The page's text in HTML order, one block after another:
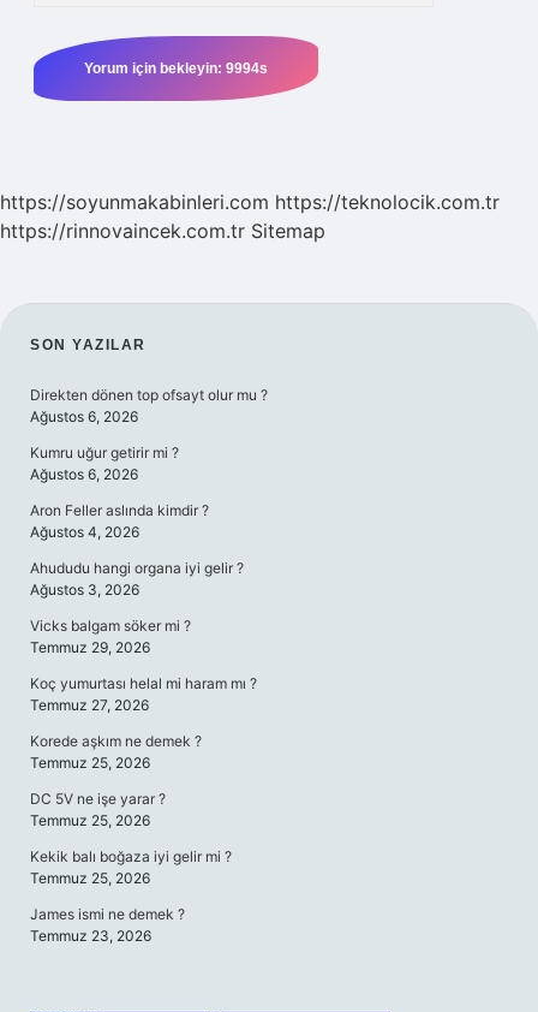
https://soyunmakabinleri.com https://teknolocik.com.tr
https://rinnovaincek.com.tr Sitemap
SIDEBAR
SON YAZILAR
Direkten dönen top ofsayt olur mu ?
Ağustos 6, 2026
Kumru uğur getirir mi ?
Ağustos 6, 2026
Aron Feller aslında kimdir ?
Ağustos 4, 2026
Ahududu hangi organa iyi gelir ?
Ağustos 3, 2026
Vicks balgam söker mi ?
Temmuz 29, 2026
Koç yumurtası helal mi haram mı ?
Temmuz 27, 2026
Korede aşkım ne demek ?
Temmuz 25, 2026
DC 5V ne işe yarar ?
Temmuz 25, 2026
Kekik balı boğaza iyi gelir mi ?
Temmuz 25, 2026
James ismi ne demek ?
Temmuz 23, 2026